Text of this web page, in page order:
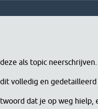
als topic
volledig en
dat je op weg hielp,